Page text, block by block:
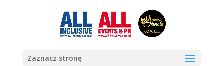
Zaznacz stronę